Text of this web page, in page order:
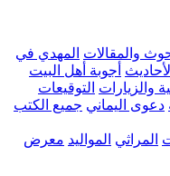
والمقالات المهدي في
أجوبة أهل البيت
والزيارات التوقيعات
دعوى اليماني جميع الكتب
المراثي المواليد معرض